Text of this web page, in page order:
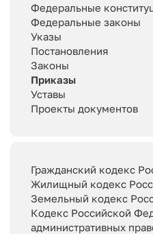
Федеральные
Федеральные законы
Указы
Постановления
Законы
Приказы
Уставы
Проекты документов
Гражданский кодекс
Жилищный кодекс
Земельный кодекс
Кодекс Российской
административных